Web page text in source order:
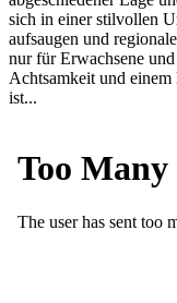
sich in einer stilvollen
aufsaugen und
nur für Erwachsene
Achtsamkeit und einem
ist...